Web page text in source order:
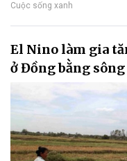
Cuộc sống xanh
El Nino làm gia
ở Đồng bằng